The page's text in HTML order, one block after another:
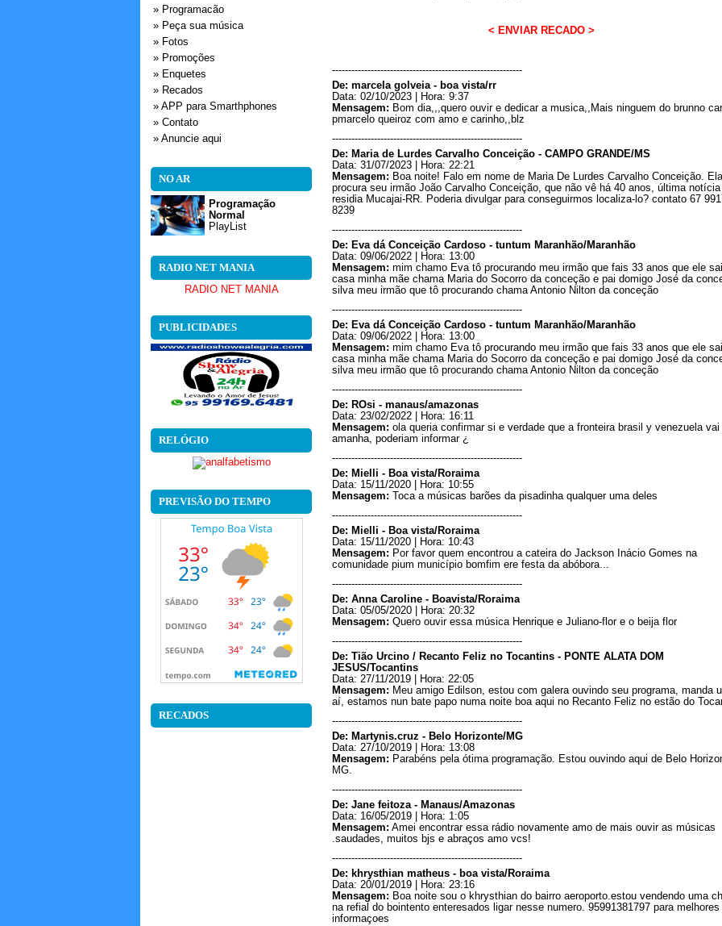
» Programacão
» Peça sua música
» Fotos
» Promoções
» Enquetes
» Recados
» APP para Smarthphones
» Contato
» Anuncie aqui
NO AR
Programação
Normal
PlayList
RADIO NET MANIA
RADIO NET MANIA
PUBLICIDADES
RELÓGIO
PREVISÃO DO TEMPO
RECADOS
< ENVIAR RECADO >
-----------------------------------------------------------
De: marcela golveia - boa vista/rr
Data: 02/10/2023 | Hora: 9:37
Mensagem: Bom dia,,,quero ouvir e dedicar a musica,,Mais ninguem do brunno
pmarcelo queiroz com amo e carinho,,blz
-----------------------------------------------------------
De: Maria de Lurdes Carvalho Conceição - CAMPO GRANDE/MS
Data: 31/07/2023 | Hora: 22:21
Mensagem: Boa noite! Falo em nome de Maria De Lurdes Carvalho Conceição. Ela
procura seu irmão João Carvalho Conceição, que não vê há 40 anos, última
residia Mucajai-RR. Poderia divulgar para conseguirmos localiza-lo? contato 67
8239
-----------------------------------------------------------
De: Eva dá Conceição Cardoso - tuntum Maranhão/Maranhão
Data: 09/06/2022 | Hora: 13:00
Mensagem: mim chamo Eva tô procurando meu irmão que fais 33 anos que ele
casa minha mãe chama Maria do Socorro da conceção e pai domigo José da
silva meu irmão que tô procurando chama Antonio Nilton da conceção
-----------------------------------------------------------
De: Eva dá Conceição Cardoso - tuntum Maranhão/Maranhão
Data: 09/06/2022 | Hora: 13:00
Mensagem: mim chamo Eva tô procurando meu irmão que fais 33 anos que ele
casa minha mãe chama Maria do Socorro da conceção e pai domigo José da
silva meu irmão que tô procurando chama Antonio Nilton da conceção
-----------------------------------------------------------
De: ROsi - manaus/amazonas
Data: 23/02/2022 | Hora: 16:11
Mensagem: ola queria confirmar si e verdade que a fronteira brasil y venezuela vai
amanha, poderiam informar ¿
-----------------------------------------------------------
De: Mielli - Boa vista/Roraima
Data: 15/11/2020 | Hora: 10:55
Mensagem: Toca a músicas barões da pisadinha qualquer uma deles
-----------------------------------------------------------
De: Mielli - Boa vista/Roraima
Data: 15/11/2020 | Hora: 10:43
Mensagem: Por favor quem encontrou a cateira do Jackson Inácio Gomes na
comunidade pium município bomfim ere festa da abóbora...
-----------------------------------------------------------
De: Anna Caroline - Boavista/Roraima
Data: 05/05/2020 | Hora: 20:32
Mensagem: Quero ouvir essa música Henrique e Juliano-flor e o beija flor
-----------------------------------------------------------
De: Tião Urcino / Recanto Feliz no Tocantins - PONTE ALATA DOM
JESUS/Tocantins
Data: 27/11/2019 | Hora: 22:05
Mensagem: Meu amigo Edilson, estou com galera ouvindo seu programa, manda
aí, estamos nun bate papo numa noite boa aqui no Recanto Feliz no estão do
-----------------------------------------------------------
De: Martynis.cruz - Belo Horizonte/MG
Data: 27/10/2019 | Hora: 13:08
Mensagem: Parabéns pela ótima programação. Estou ouvindo aqui de Belo
MG.
-----------------------------------------------------------
De: Jane feitoza - Manaus/Amazonas
Data: 16/05/2019 | Hora: 1:05
Mensagem: Amei encontrar essa rádio novamente amo de mais ouvir as músicas
.saudades, muitos bjs e abraços amo vcs!
-----------------------------------------------------------
De: khrysthian matheus - boa vista/Roraima
Data: 20/01/2019 | Hora: 23:16
Mensagem: Boa noite sou o khrysthian do bairro aeroporto.estou vendendo uma
na refial do bointento enteresados ligar nesse numero. 95991381797 para melhores
informaçoes